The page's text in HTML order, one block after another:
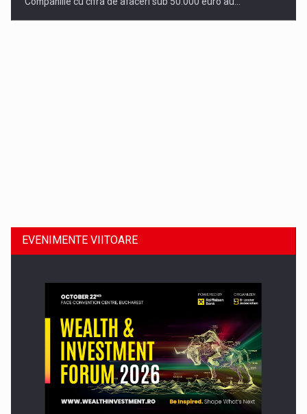
Comunicat de presa: Joburile part-time reincep sa intre pe…
EVENIMENTE VIITOARE